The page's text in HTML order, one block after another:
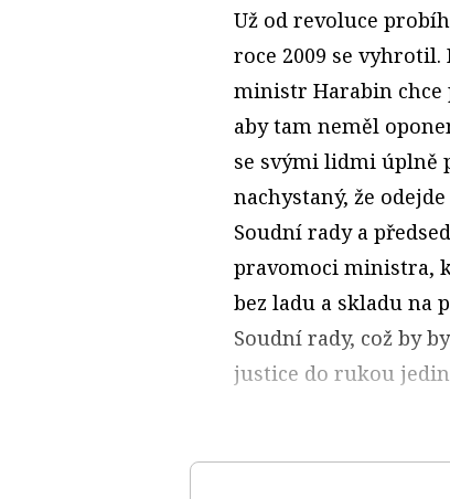
Už od revoluce
roce 2009 se
ministr Harabin chce
aby tam neměl
se svými lidmi úplně
nachystaný, že
Soudní rady a
pravomoci ministra,
bez ladu a skladu na
Soudní rady, což by
justice do rukou